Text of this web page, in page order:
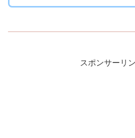
スポンサーリ